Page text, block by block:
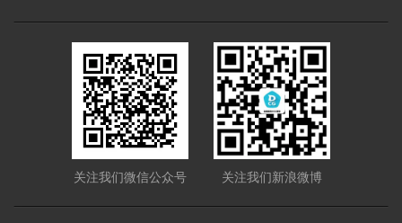
关注我们微信公众号 关注我们新浪微博